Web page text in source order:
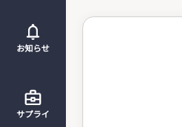
お知らせ
サプライ